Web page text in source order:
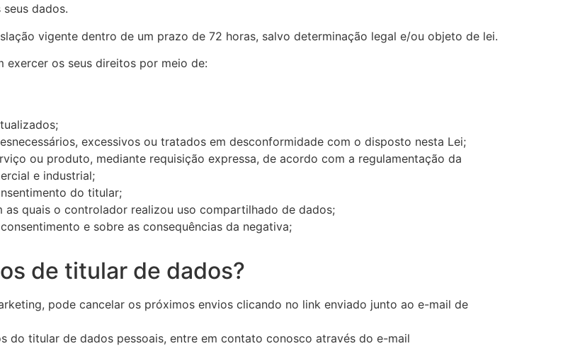
dados.
vigente dentro de um prazo de 72 horas, salvo determinação legal e/ou objeto de lei.
exercer os seus direitos por meio de:
excessivos ou tratados em desconformidade com o disposto nesta Lei;
ou produto, mediante requisição expressa, de acordo com a regulamentação da
e industrial;
do titular;
quais o controlador realizou uso compartilhado de dados;
e sobre as consequências da negativa;
de titular de dados?
pode cancelar os próximos envios clicando no link enviado junto ao e-mail de
do titular de dados pessoais, entre em contato conosco através do e-mail